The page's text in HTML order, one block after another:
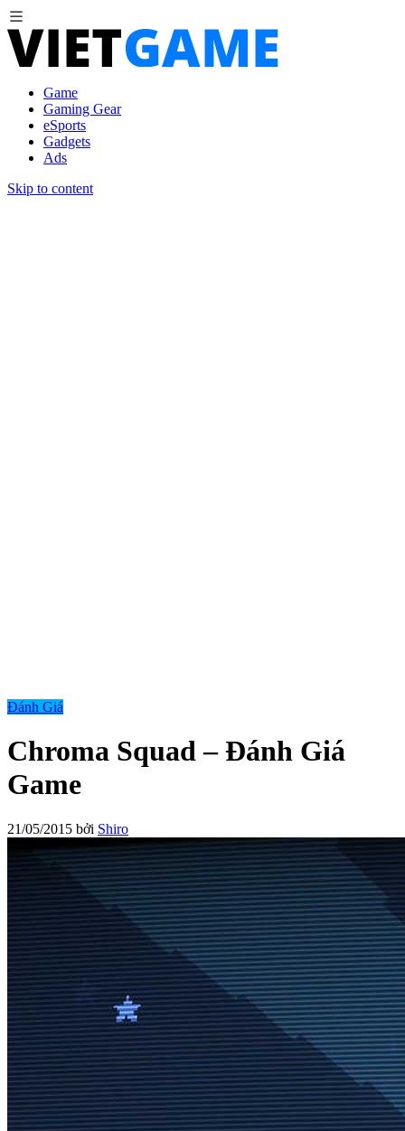
Game
Gaming Gear
eSports
Gadgets
Ads
Skip to content
Đánh Giá
Chroma Squad – Đánh Giá
Game
21/05/2015 bởi Shiro